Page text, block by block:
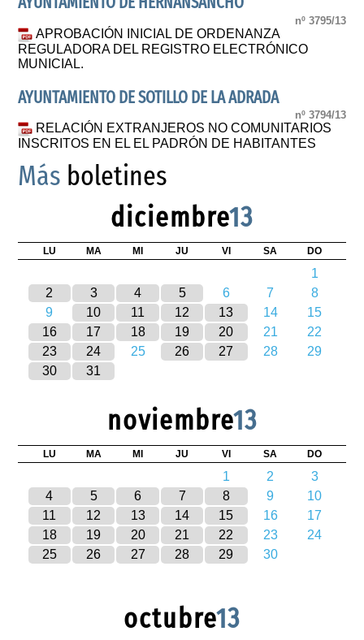
nº 3795/13
APROBACIÓN INICIAL DE ORDENANZA
REGULADORA DEL REGISTRO ELECTRÓNICO
MUNICIAL.
AYUNTAMIENTO DE SOTILLO DE LA ADRADA
nº 3794/13
RELACIÓN EXTRANJEROS NO COMUNITARIOS
INSCRITOS EN EL EL PADRÓN DE HABITANTES
Más boletines
diciembre13
LU MA MI JU VI SA DO
1
2
3 4 5 6 7
8
9
10 11 12 13 14
15
16
17 18 19 20 21
22
23
24 25 26 27 28
29
30
31
noviembre13
LU MA MI JU VI SA DO
1 2
3
4
5 6 7 8 9
10
11
12 13 14 15 16
17
18
19 20 21 22 23
24
25
26 27 28 29 30
octubre13